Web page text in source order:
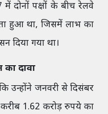
दोनों पक्षों के बीच रेलवे
हुआ था, जिसमें लाभ का
दिया गया था।
दावा
उन्होंने जनवरी से दिसंबर
करीब 1.62 करोड़ रुपये का